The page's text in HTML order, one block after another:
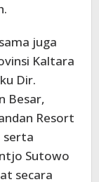
juga
Kaltara
Dir.
Besar,
Resort
serta
Sutowo
secara